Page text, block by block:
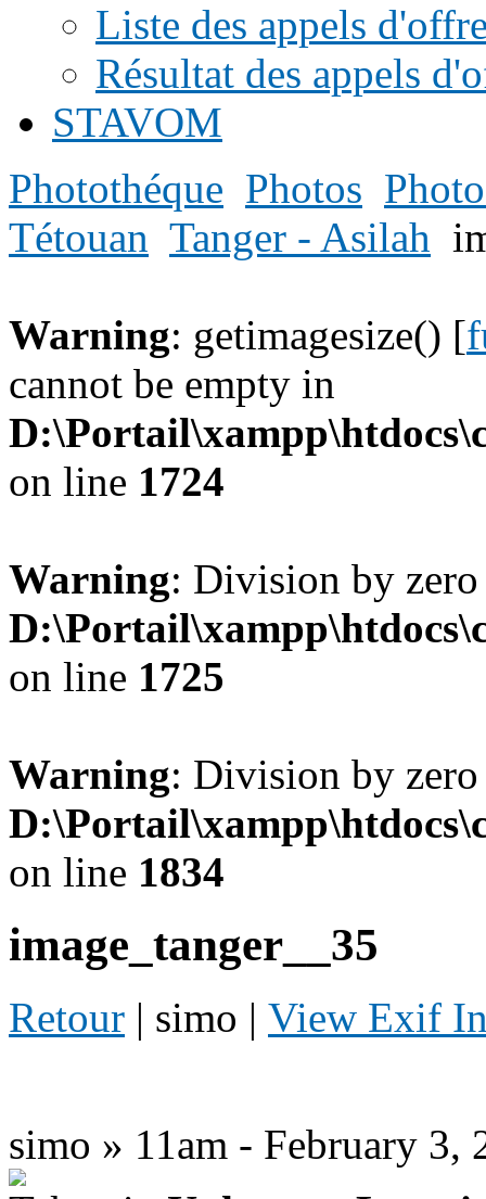
Liste des appels
Résultat des appels
STAVOM
Photothéque Photos
Tétouan Tanger - Asilah
Warning: getimagesize() [
cannot be empty in
on line 1724
Warning: Division by
on line 1725
Warning: Division by
on line 1834
image_tanger__35
Retour | simo | View Exif
simo » 11am - February 3,